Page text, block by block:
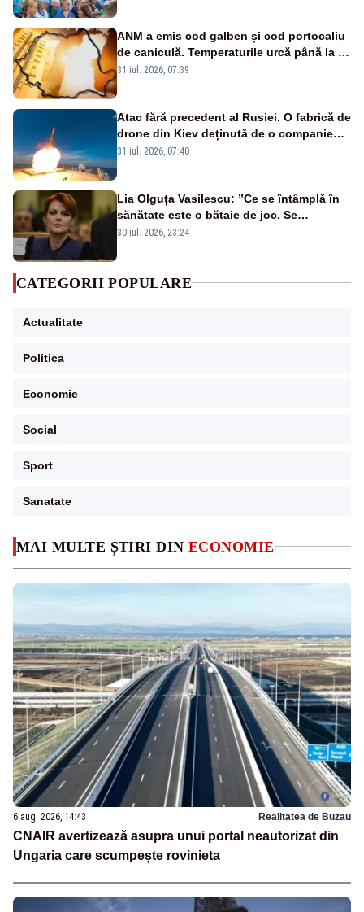
MAI MULTE ȘTIRI DIN ECONOMIE
6 aug. 2026, 14:43 Realitatea de Buzau
CNAIR avertizează asupra unui portal neautorizat din
Ungaria care scumpește rovinieta
ANM a emis cod galben și cod portocaliu
de caniculă. Temperaturile urcă până la 38
de grade, iar nopțile devin tropicale
31 iul. 2026, 07:39
Atac fără precedent al Rusiei. O fabrică de
drone din Kiev deținută de o companie
americană, distrusă de o rachetă
31 iul. 2026, 07:40
Lia Olguța Vasilescu: ”Ce se întâmplă în
sănătate este o bătaie de joc. Se
guvernează extraordinar de prost”
30 iul. 2026, 23:24
CATEGORII POPULARE
Actualitate
Politica
Economie
Social
Sport
Sanatate